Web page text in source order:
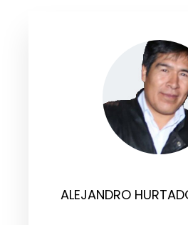
ALEJANDRO